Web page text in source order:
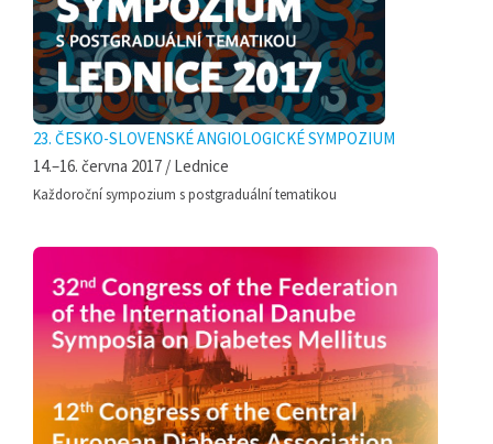
23. ČESKO-SLOVENSKÉ ANGIOLOGICKÉ SYMPOZIUM
14.–16. června 2017 / Lednice
Každoroční sympozium s postgraduální tematikou